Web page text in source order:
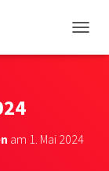
am 1. Mai 2024